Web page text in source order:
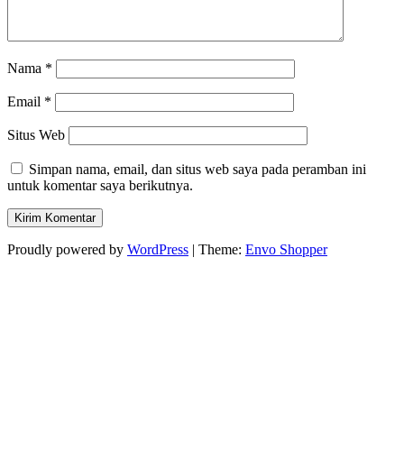
Nama *
Email *
Situs Web
Simpan nama, email, dan situs web saya pada peramban ini
untuk komentar saya berikutnya.
Proudly powered by WordPress | Theme: Envo Shopper